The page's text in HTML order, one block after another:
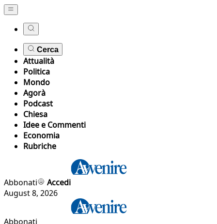
Cerca
Attualità
Politica
Mondo
Agorà
Podcast
Chiesa
Idee e Commenti
Economia
Rubriche
Abbonati
Accedi
August 8, 2026
Abbonati